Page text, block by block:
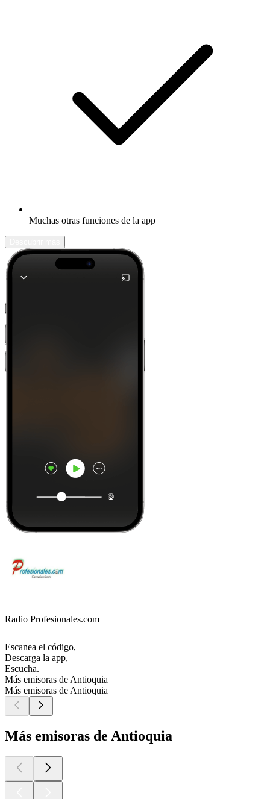
Muchas otras funciones de la app
Radio Profesionales.com
Escanea el código,
Descarga la app,
Escucha.
Más emisoras de Antioquia
Más emisoras de Antioquia
Más emisoras de Antioquia